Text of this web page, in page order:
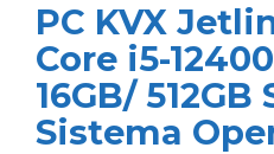
PC KVX
Core i5-
16GB/ 512GB
Sistema